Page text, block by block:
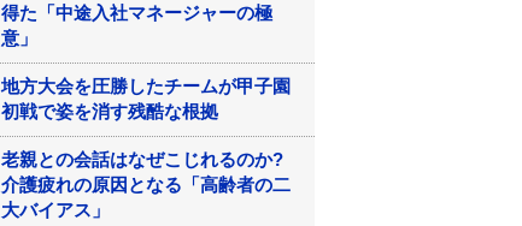
得た「中途入社マネージャーの極
意」
地方大会を圧勝したチームが甲子園
初戦で姿を消す残酷な根拠
老親との会話はなぜこじれるのか?
介護疲れの原因となる「高齢者の二
大バイアス」